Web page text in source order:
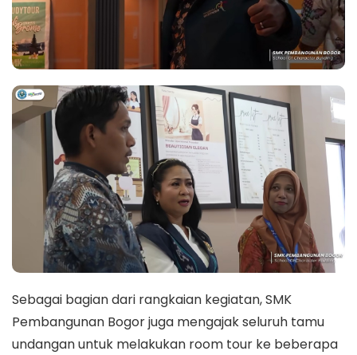
Sebagai bagian dari rangkaian kegiatan, SMK
Pembangunan Bogor juga mengajak seluruh tamu
undangan untuk melakukan room tour ke beberapa